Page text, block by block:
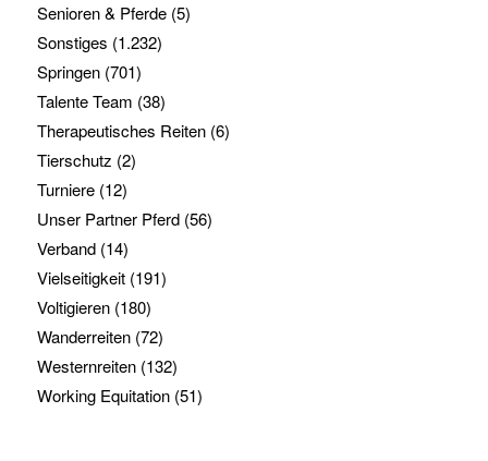
Senioren & Pferde(5)
Sonstiges (1.232)
Springen(701)
Talente Team (38)
Therapeutisches Reiten(6)
Tierschutz (2)
Turniere(12)
Unser Partner Pferd(56)
Verband(14)
Vielseitigkeit(191)
Voltigieren(180)
Wanderreiten(72)
Westernreiten(132)
Working Equitation(51)